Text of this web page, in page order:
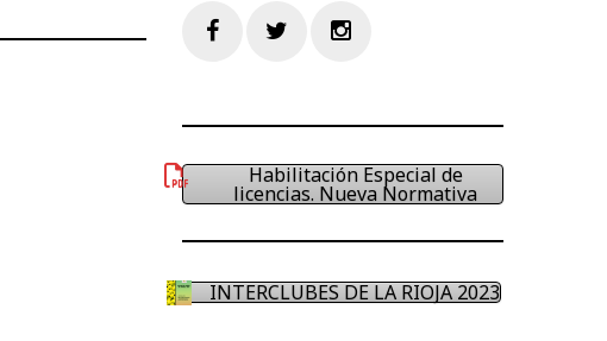
Siguiente
Habilitación Especial de
licencias. Nueva Normativa
INTERCLUBES DE LA RIOJA 2023